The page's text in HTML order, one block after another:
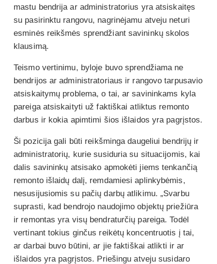
mastu bendrija ar administratorius yra atsiskaitęs
su pasirinktu rangovu, nagrinėjamu atveju neturi
esminės reikšmės sprendžiant savininkų skolos
klausimą.
Teismo vertinimu, byloje buvo sprendžiama ne
bendrijos ar administratoriaus ir rangovo tarpusavio
atsiskaitymų problema, o tai, ar savininkams kyla
pareiga atsiskaityti už faktiškai atliktus remonto
darbus ir kokia apimtimi šios išlaidos yra pagrįstos.
Ši pozicija gali būti reikšminga daugeliui bendrijų ir
administratorių, kurie susiduria su situacijomis, kai
dalis savininkų atsisako apmokėti jiems tenkančią
remonto išlaidų dalį, remdamiesi aplinkybėmis,
nesusijusiomis su pačių darbų atlikimu. „Svarbu
suprasti, kad bendrojo naudojimo objektų priežiūra
ir remontas yra visų bendraturčių pareiga. Todėl
vertinant tokius ginčus reikėtų koncentruotis į tai,
ar darbai buvo būtini, ar jie faktiškai atlikti ir ar
išlaidos yra pagrįstos. Priešingu atveju susidaro